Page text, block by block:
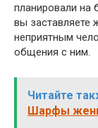
планировали на
вы заставляете
неприятным
общения с ним.
Читайте
Шарфы